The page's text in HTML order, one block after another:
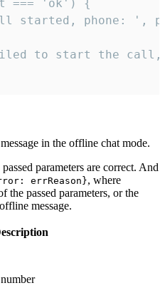
=== 'ok') {
started, phone: ',
to start the
in the offline chat mode.
parameters are correct. And
errReason}, where
the passed parameters, or the
message.